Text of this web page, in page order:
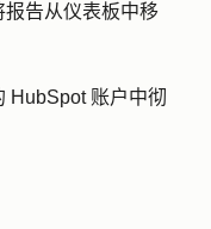
告从仪表板中移
HubSpot 账户中彻